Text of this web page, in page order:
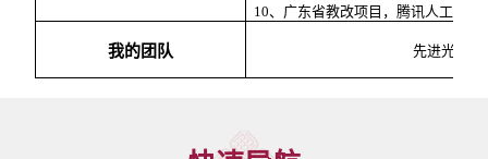
10、广东省教改项目，腾讯人工智能
我的团队 先进光子